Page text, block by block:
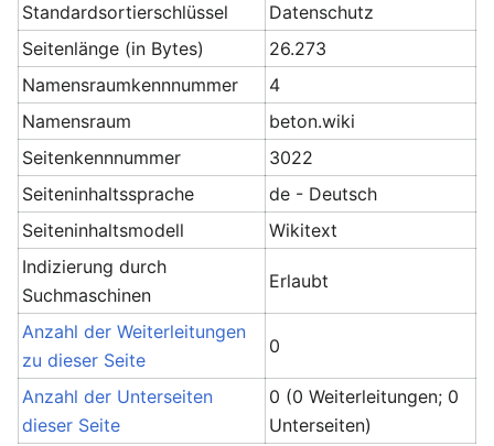
Standardsortierschlüssel
Datenschutz
Seitenlänge (in Bytes)
26.273
Namensraumkennnummer
4
Namensraum
beton.wiki
Seitenkennnummer
3022
Seiteninhaltssprache
de - Deutsch
Seiteninhaltsmodell
Wikitext
Indizierung durch
Suchmaschinen
Erlaubt
Anzahl der Weiterleitungen
zu dieser Seite
0
Anzahl der Unterseiten
dieser Seite
0 (0 Weiterleitungen; 0
Unterseiten)